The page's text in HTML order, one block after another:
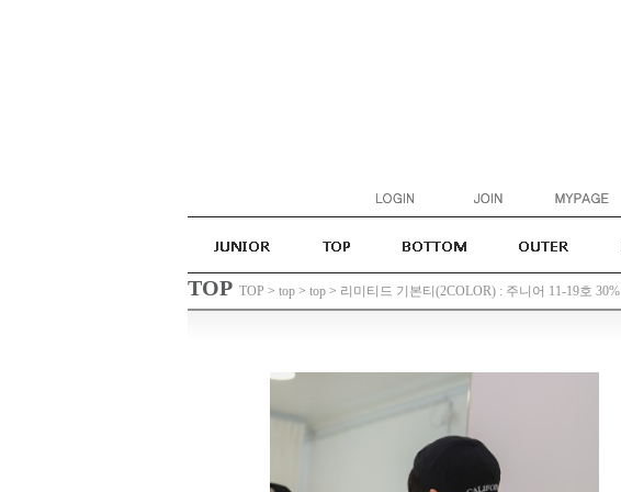
TOP TOP > top > top > 리미티드 기본티(2COLOR) : 주니어 11-19호 30%